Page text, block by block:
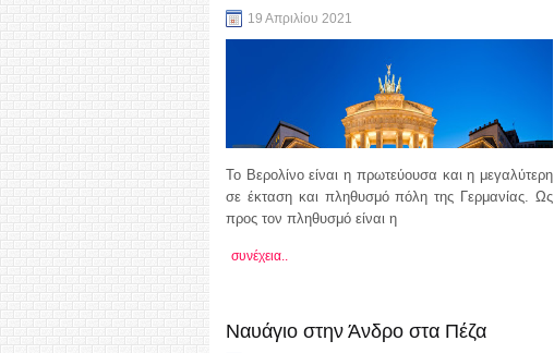
19 Απριλίου 2021
Το Βερολίνο είναι η πρωτεύουσα και η μεγαλύτερη
σε έκταση και πληθυσμό πόλη της Γερμανίας. Ως
προς τον πληθυσμό είναι η
συνέχεια..
Ναυάγιο στην Άνδρο στα Πέζα